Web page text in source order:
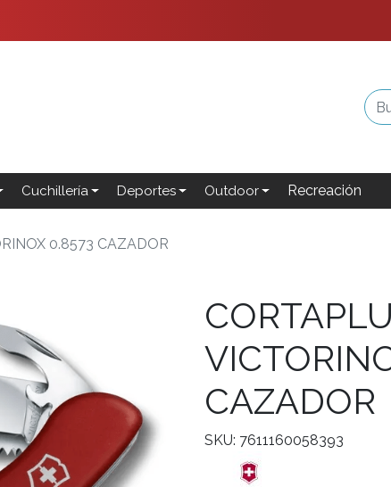
Cuchillería Deportes Outdoor Recreación
0.8573 CAZADOR
CAZADOR
SKU: 7611160058393